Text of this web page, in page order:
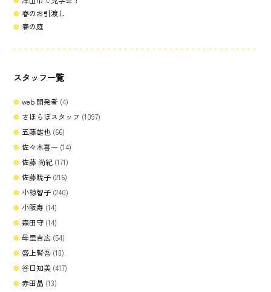
春のお引渡し
春の庭
スタッフ一覧
web 開発者 (4)
さほらぼスタッフ (1097)
五藤雄也 (66)
佐々木喜一 (14)
佐藤 尚紀 (171)
佐藤暁子 (216)
小椋智子 (240)
小阪寿 (14)
森田守 (14)
母里吉広 (54)
盛上賢吾 (13)
谷口知美 (417)
赤田晶 (13)